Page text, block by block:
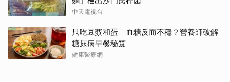
中天電視台
只吃豆漿和蛋 血糖反而不穩？營養師破解
糖尿病早餐秘笈
健康醫療網